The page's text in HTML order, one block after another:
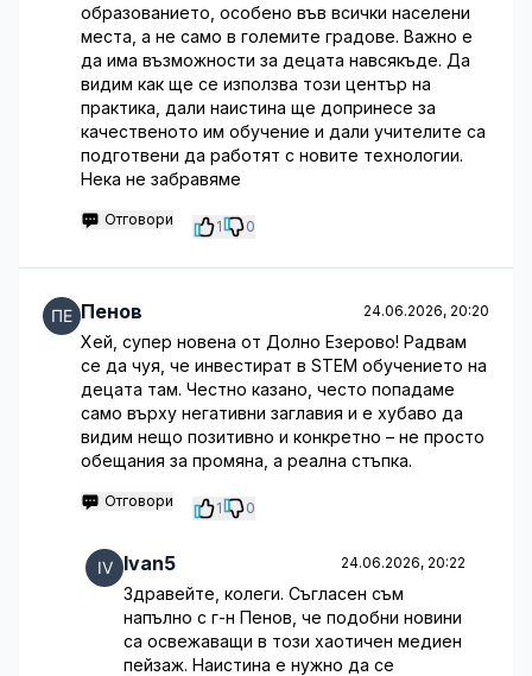
образованието, особено във всички населени
места, а не само в големите градове. Важно е
да има възможности за децата навсякъде. Да
видим как ще се използва този център на
практика, дали наистина ще допринесе за
качественото им обучение и дали учителите са
подготвени да работят с новите технологии.
Нека не забравяме
Отговори 1 0
Пенов 24.06.2026, 20:20
Хей, супер новена от Долно Езерово! Радвам
се да чуя, че инвестират в STEM обучението на
децата там. Честно казано, често попадаме
само върху негативни заглавия и е хубаво да
видим нещо позитивно и конкретно – не просто
обещания за промяна, а реална стъпка.
Отговори 1 0
Ivan5 24.06.2026, 20:22
Здравейте, колеги. Съгласен съм
напълно с г-н Пенов, че подобни новини
са освежаващи в този хаотичен медиен
пейзаж. Наистина е нужно да се